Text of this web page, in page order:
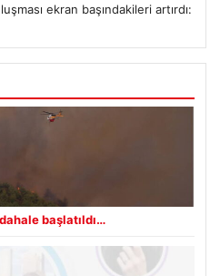
ekran başındakileri artırdı:
başlatıldı…